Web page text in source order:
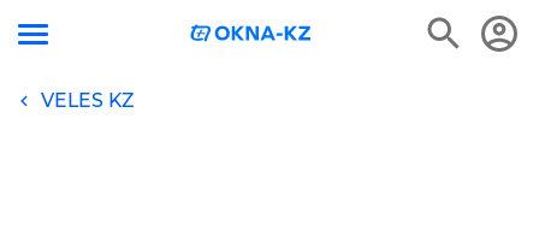
VELES KZ